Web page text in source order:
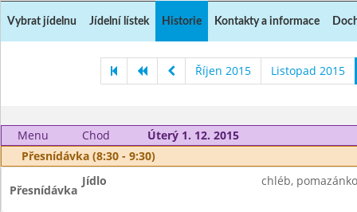
Vybrat jídelnu Jídelní lístek Historie Kontakty a informace
Říjen 2015 Listopad 2015
Menu Chod
Úterý 1. 12. 2015
Přesnídávka (8:30 - 9:30)
Přesnídávka
Jídlo chléb,